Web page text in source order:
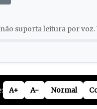
suporta leitura por voz.
A+ A- Normal